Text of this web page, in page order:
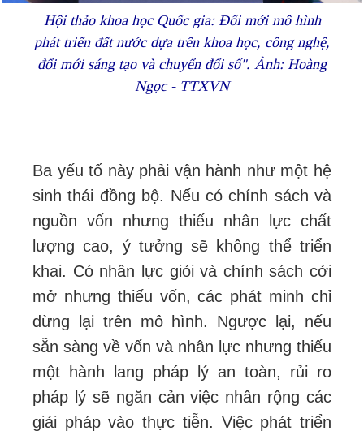
Hội thảo khoa học Quốc gia: Đổi mới mô hình
phát triển đất nước dựa trên khoa học, công nghệ,
đổi mới sáng tạo và chuyển đổi số". Ảnh: Hoàng
Ngọc - TTXVN
Ba yếu tố này phải vận hành như một hệ
sinh thái đồng bộ. Nếu có chính sách và
nguồn vốn nhưng thiếu nhân lực chất
lượng cao, ý tưởng sẽ không thể triển
khai. Có nhân lực giỏi và chính sách cởi
mở nhưng thiếu vốn, các phát minh chỉ
dừng lại trên mô hình. Ngược lại, nếu
sẵn sàng về vốn và nhân lực nhưng thiếu
một hành lang pháp lý an toàn, rủi ro
pháp lý sẽ ngăn cản việc nhân rộng các
giải pháp vào thực tiễn. Việc phát triển